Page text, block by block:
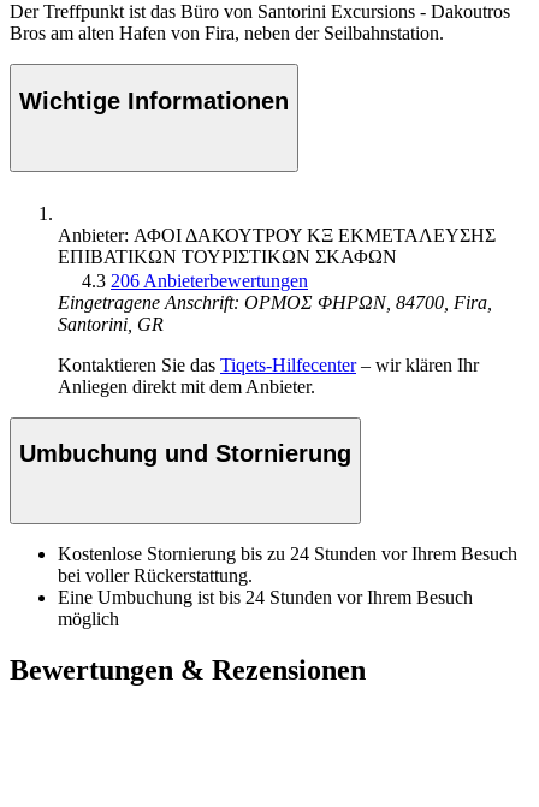
Der Treffpunkt ist das Büro von Santorini Excursions - Dakoutros
Bros am alten Hafen von Fira, neben der Seilbahnstation.
Wichtige Informationen
Anbieter: ΑΦΟΙ ΔΑΚΟΥΤΡΟΥ ΚΞ ΕΚΜΕΤΑΛΕΥΣΗΣ
ΕΠΙΒΑΤΙΚΩΝ ΤΟΥΡΙΣΤΙΚΩΝ ΣΚΑΦΩΝ
4.3 206 Anbieterbewertungen
Eingetragene Anschrift: ΟΡΜΟΣ ΦΗΡΩΝ, 84700, Fira,
Santorini, GR
Kontaktieren Sie das Tiqets-Hilfecenter– wir klären Ihr
Anliegen direkt mit dem Anbieter.
Umbuchung und Stornierung
Kostenlose Stornierung bis zu 24 Stunden vor Ihrem Besuch
bei voller Rückerstattung.
Eine Umbuchung ist bis 24 Stunden vor Ihrem Besuch
möglich
Bewertungen & Rezensionen